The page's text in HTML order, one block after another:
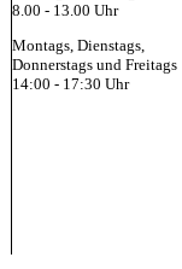
8.00 - 13.00 Uhr
Montags, Dienstags,
Donnerstags und Freitags
14:00 - 17:30 Uhr